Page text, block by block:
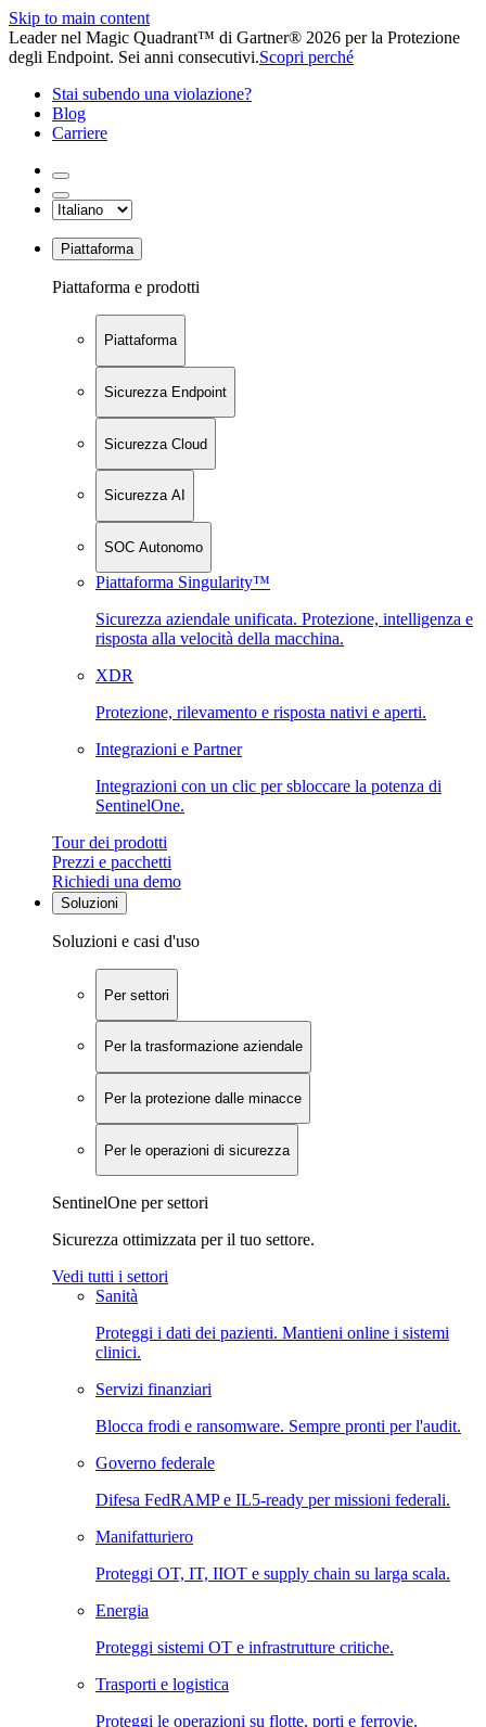
Skip to main content
Leader nel Magic Quadrant™ di Gartner® 2026 per la Protezione
degli Endpoint. Sei anni consecutivi.Scopri perché
Stai subendo una violazione?
Blog
Carriere
Piattaforma
Piattaforma e prodotti
Piattaforma
Sicurezza Endpoint
Sicurezza Cloud
Sicurezza AI
SOC Autonomo
Piattaforma Singularity™
Sicurezza aziendale unificata. Protezione, intelligenza e
risposta alla velocità della macchina.
XDR
Protezione, rilevamento e risposta nativi e aperti.
Integrazioni e Partner
Integrazioni con un clic per sbloccare la potenza di
SentinelOne.
Tour dei prodotti
Prezzi e pacchetti
Richiedi una demo
Soluzioni
Soluzioni e casi d'uso
Per settori
Per la trasformazione aziendale
Per la protezione dalle minacce
Per le operazioni di sicurezza
SentinelOne per settori
Sicurezza ottimizzata per il tuo settore.
Vedi tutti i settori
Sanità
Proteggi i dati dei pazienti. Mantieni online i sistemi
clinici.
Servizi finanziari
Blocca frodi e ransomware. Sempre pronti per l'audit.
Governo federale
Difesa FedRAMP e IL5-ready per missioni federali.
Manifatturiero
Proteggi OT, IT, IIOT e supply chain su larga scala.
Energia
Proteggi sistemi OT e infrastrutture critiche.
Trasporti e logistica
Proteggi le operazioni su flotte, porti e ferrovie.